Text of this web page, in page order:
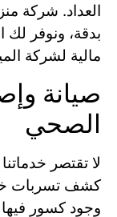
العداد. شركة
بدقة، ونوفر لك
مالية لشركة
صيانة
الصحي
لا تقتصر
كشف تسربات
وجود كسور